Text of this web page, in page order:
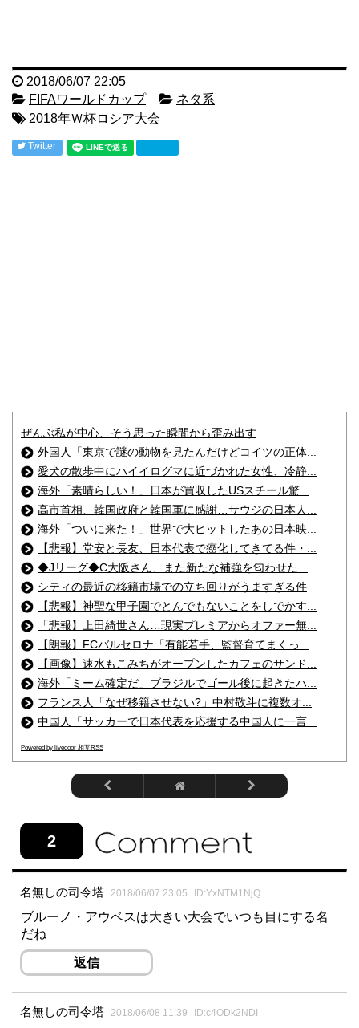
2018/06/07 22:05
FIFAワールドカップ
ネタ系
2018年Ｗ杯ロシア大会
Twitter
ぜんぶ私が中心、そう思った瞬間から歪み出す
外国人「東京で謎の動物を見たんだけどコイツの正体...
愛犬の散歩中にハイイログマに近づかれた女性、冷静...
海外「素晴らしい！」日本が買収したUSスチール驚...
高市首相、韓国政府と韓国軍に感謝…サウジの日本人...
海外「ついに来た！」世界で大ヒットしたあの日本映...
【悲報】堂安と長友、日本代表で癌化してきてる件・...
◆Jリーグ◆C大阪さん、また新たな補強を匂わせた...
シティの最近の移籍市場での立ち回りがうますぎる件
【悲報】神聖な甲子園でとんでもないことをしでかす...
「悲報】上田綺世さん…現実プレミアからオファー無...
【朗報】FCバルセロナ「有能若手、監督育てまくっ...
【画像】速水もこみちがオープンしたカフェのサンド...
海外「ミーム確定だ」ブラジルでゴール後に起きたハ...
フランス人「なぜ移籍させない?」中村敬斗に複数オ...
中国人「サッカーで日本代表を応援する中国人に一言...
Powered by livedoor 相互RSS
2
名無しの司令塔 2018/06/07 23:05 ID:YxNTM1NjQ
ブルーノ・アウベスは大きい大会でいつも目にする名
だね
返信
名無しの司令塔 2018/06/08 11:39 ID:c4ODk2NDI